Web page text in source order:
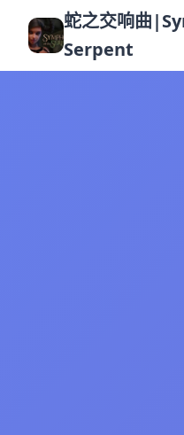
蛇之交响曲
Serpent